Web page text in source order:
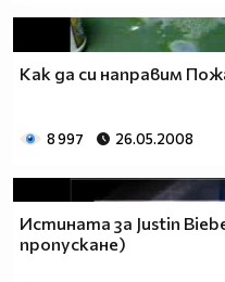
Как да си направим
8 997 26.05.2008
Истината за Justin
пропускане)